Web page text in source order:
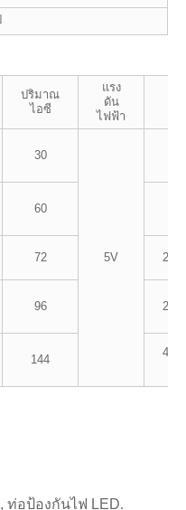
ปริมาณ
ไอซี
แรง
ดัน
ไฟฟ้า
30
5V
60
72
96
144
ท่อป้องกันไฟ LED.